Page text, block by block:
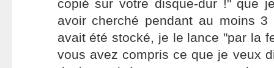
copié sur votre disque-dur !" que
avoir cherché pendant au moins
avait été stocké, je le lance "par la
vous avez compris ce que je veux